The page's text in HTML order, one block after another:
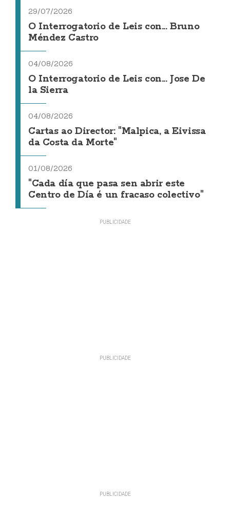
29/07/2026
O Interrogatorio de Leis con... Bruno
Méndez Castro
04/08/2026
O Interrogatorio de Leis con... Jose De
la Sierra
04/08/2026
Cartas ao Director: "Malpica, a Eivissa
da Costa da Morte"
01/08/2026
"Cada día que pasa sen abrir este
Centro de Día é un fracaso colectivo"